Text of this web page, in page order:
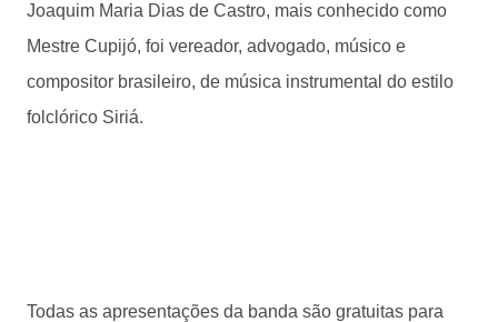
Joaquim Maria Dias de Castro, mais conhecido como
Mestre Cupijó, foi vereador, advogado, músico e
compositor brasileiro, de música instrumental do estilo
folclórico Siriá.
Todas as apresentações da banda são gratuitas para